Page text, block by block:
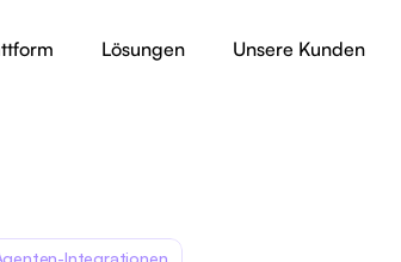
Integrationen
Lösungen Unsere Kunden